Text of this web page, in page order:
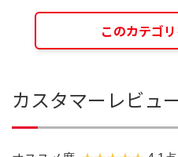
このカテゴ
カスタマーレビュ